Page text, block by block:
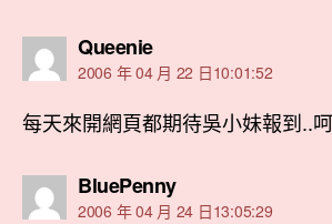
Queenie表
示:
2006 年 04 月 22 日10:01:52
每天來開網頁都期待吳小妹報到..
BluePenny表
示:
2006 年 04 月 24 日13:05:29